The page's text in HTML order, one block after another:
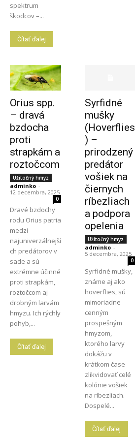
spektrum
škodcov –...
Čítať ďalej
Orius spp.
– dravá
bzdocha
proti
strapkám a
roztočcom
Užitočný hmyz
adminko -
12 decembra, 2025
0
Dravé bzdochy
rodu Orius patria
medzi
najuniverzálnejší
ch predátorov v
sade a sú
extrémne účinné
proti strapkám,
roztočcom aj
drobným larvám
hmyzu. Ich rýchly
pohyb,...
Čítať ďalej
Syrfidné
mušky
(Hoverflies
) –
prirodzený
predátor
vošiek na
čiernych
ríbezliach
a podpora
opelenia
Užitočný hmyz
adminko -
5 decembra, 2025
0
Syrfidné mušky,
známe aj ako
hoverflies, sú
mimoriadne
cenným
prospešným
hmyzom,
ktorého larvy
dokážu v
krátkom čase
zlikvidovať celé
kolónie vošiek
na ríbezliach.
Dospelé...
Čítať ďalej